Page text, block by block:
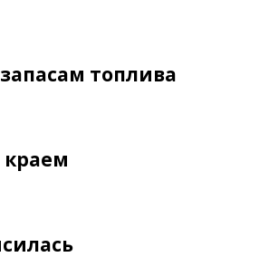
топлива
краем